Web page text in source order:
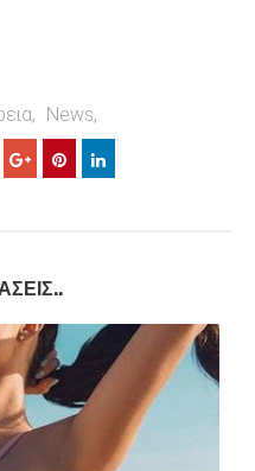
News,